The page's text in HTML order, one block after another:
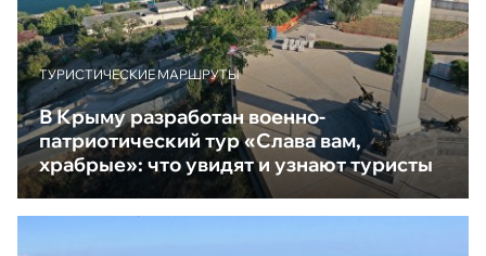
ТУРИСТИЧЕСКИЕ МАРШРУТЫ
В Крыму разработан военно-
патриотический тур «Слава вам,
храбрые»: что увидят и узнают туристы